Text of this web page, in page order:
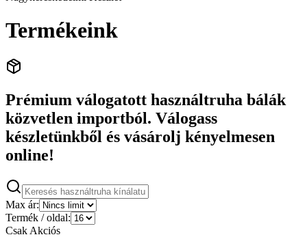
Termékeink
Prémium válogatott használtruha bálák
közvetlen importból. Válogass
készletünkből és vásárolj kényelmesen
online!
Max ár:
Termék / oldal:
Csak Akciós